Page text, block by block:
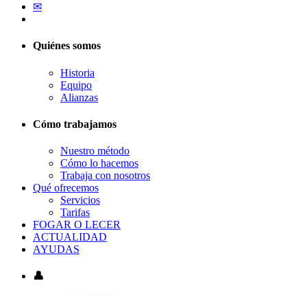
✉
Quiénes somos
Historia
Equipo
Alianzas
Cómo trabajamos
Nuestro método
Cómo lo hacemos
Trabaja con nosotros
Qué ofrecemos
Servicios
Tarifas
FOGAR O LECER
ACTUALIDAD
AYUDAS
👤